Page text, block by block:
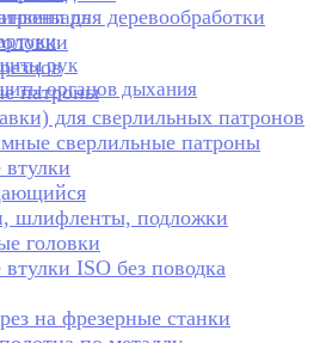
рук
органов дыхания
для деревообработки
патроны
для сверлильных патронов
сверлильные патроны
шлифленты, подложки
головки
ISO без поводка
на фрезерные станки